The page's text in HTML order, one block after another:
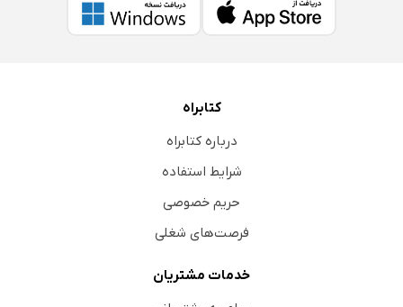
کتابراه
درباره کتابراه
شرایط استفاده
حریم خصوصی
فرصت‌های شغلی
خدمات مشتریان